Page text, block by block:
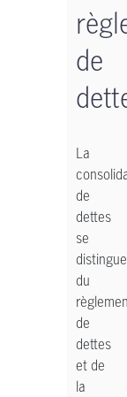
de
La
de
dettes
se
distingue
du
de
dettes
et de
la